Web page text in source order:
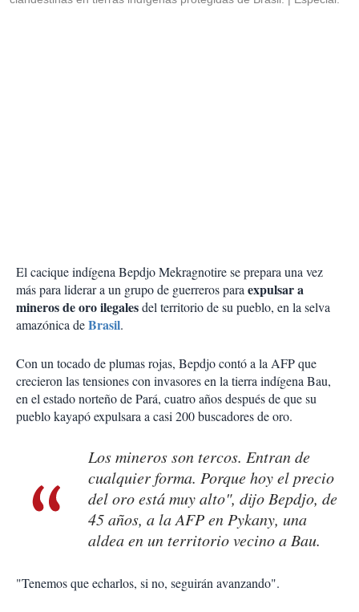
El cacique indígena Bepdjo Mekragnotire se prepara una vez
más para liderar a un grupo de guerreros paraexpulsar a
mineros de oro ilegalesdel territorio de su pueblo, en la selva
amazónica deBrasil.
Con un tocado de plumas rojas, Bepdjo contó a la AFP que
crecieron las tensiones con invasores en la tierra indígena Bau,
en el estado norteño de Pará, cuatro años después de que su
pueblo kayapó expulsara a casi 200 buscadores de oro.
Los mineros son tercos. Entran de
cualquier forma. Porque hoy el precio
del oro está muy alto", dijo Bepdjo, de
45 años, a la AFP en Pykany, una
aldea en un territorio vecino a Bau.
"Tenemos que echarlos, si no, seguirán avanzando".